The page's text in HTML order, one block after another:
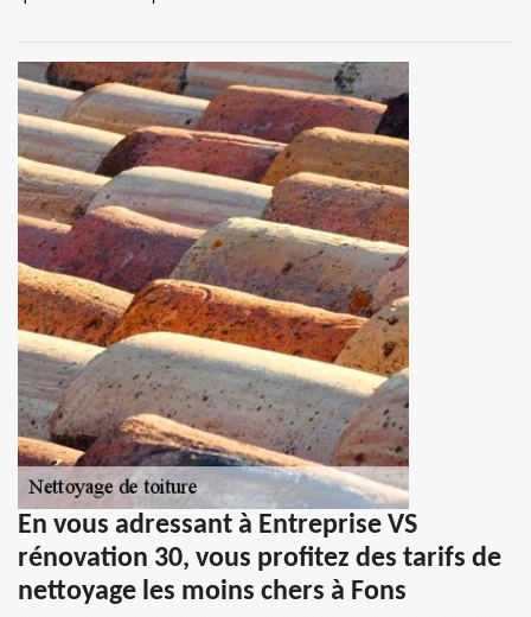
En vous adressant à Entreprise VS
rénovation 30, vous profitez des tarifs de
nettoyage les moins chers à Fons